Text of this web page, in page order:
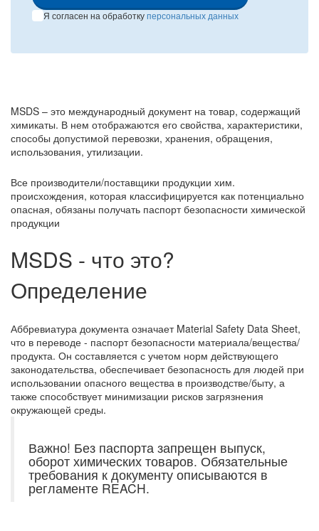
Я согласен на обработкуперсональных данных
MSDS – это международный документ на товар, содержащий
химикаты. В нем отображаются его свойства, характеристики,
способы допустимой перевозки, хранения, обращения,
использования, утилизации.
Все производители/поставщики продукции хим.
происхождения, которая классифицируется как потенциально
опасная, обязаны получать паспорт безопасности химической
продукции
MSDS - что это?
Определение
Аббревиатура документа означает Material Safety Data Sheet,
что в переводе - паспорт безопасности материала/вещества/
продукта. Он составляется с учетом норм действующего
законодательства, обеспечивает безопасность для людей при
использовании опасного вещества в производстве/быту, а
также способствует минимизации рисков загрязнения
окружающей среды.
Важно! Без паспорта запрещен выпуск,
оборот химических товаров. Обязательные
требования к документу описываются в
регламенте REACH.